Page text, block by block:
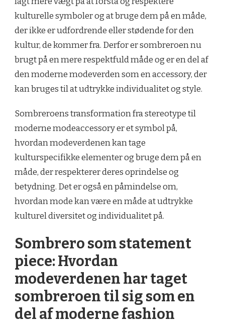
kulturelle symboler og at bruge dem på en måde,
der ikke er udfordrende eller stødende for den
kultur, de kommer fra. Derfor er sombreroen nu
brugt på en mere respektfuld måde og er en del af
den moderne modeverden som en accessory, der
kan bruges til at udtrykke individualitet og style.
Sombreroens transformation fra stereotype til
moderne modeaccessory er et symbol på,
hvordan modeverdenen kan tage
kulturspecifikke elementer og bruge dem på en
måde, der respekterer deres oprindelse og
betydning. Det er også en påmindelse om,
hvordan mode kan være en måde at udtrykke
kulturel diversitet og individualitet på.
Sombrero som statement
piece: Hvordan
modeverdenen har taget
sombreroen til sig som en
del af moderne fashion